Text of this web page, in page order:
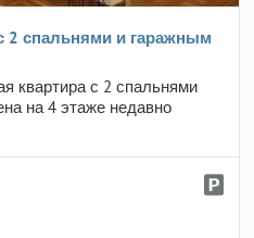
2 спальнями и гаражным
квартира с 2 спальнями
на 4 этаже недавно